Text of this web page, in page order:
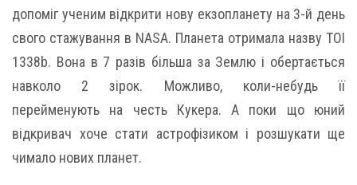
допоміг ученим відкрити нову екзопланету на 3-й день
свого стажування в NASA. Планета отримала назву TOI
1338b. Вона в 7 разів більша за Землю і обертається
навколо 2 зірок. Можливо, коли-небудь її
перейменують на честь Кукера. А поки що юний
відкривач хоче стати астрофізиком і розшукати ще
чимало нових планет.